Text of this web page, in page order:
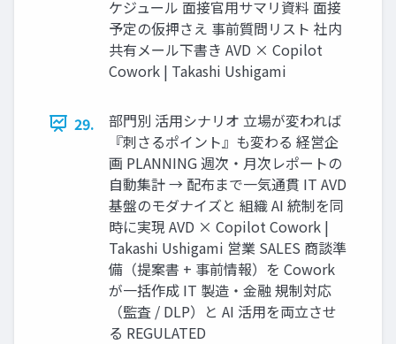
ケジュール 面接官用サマリ資料 面接
予定の仮押さえ 事前質問リスト 社内
共有メール下書き AVD × Copilot
Cowork | Takashi Ushigami
29.
部門別 活用シナリオ 立場が変われば
『刺さるポイント』も変わる 経営企
画 PLANNING 週次・月次レポートの
自動集計 → 配布まで一気通貫 IT AVD
基盤のモダナイズと 組織 AI 統制を同
時に実現 AVD × Copilot Cowork |
Takashi Ushigami 営業 SALES 商談準
備（提案書 + 事前情報）を Cowork
が一括作成 IT 製造・金融 規制対応
（監査 / DLP）と AI 活用を両立させ
る REGULATED